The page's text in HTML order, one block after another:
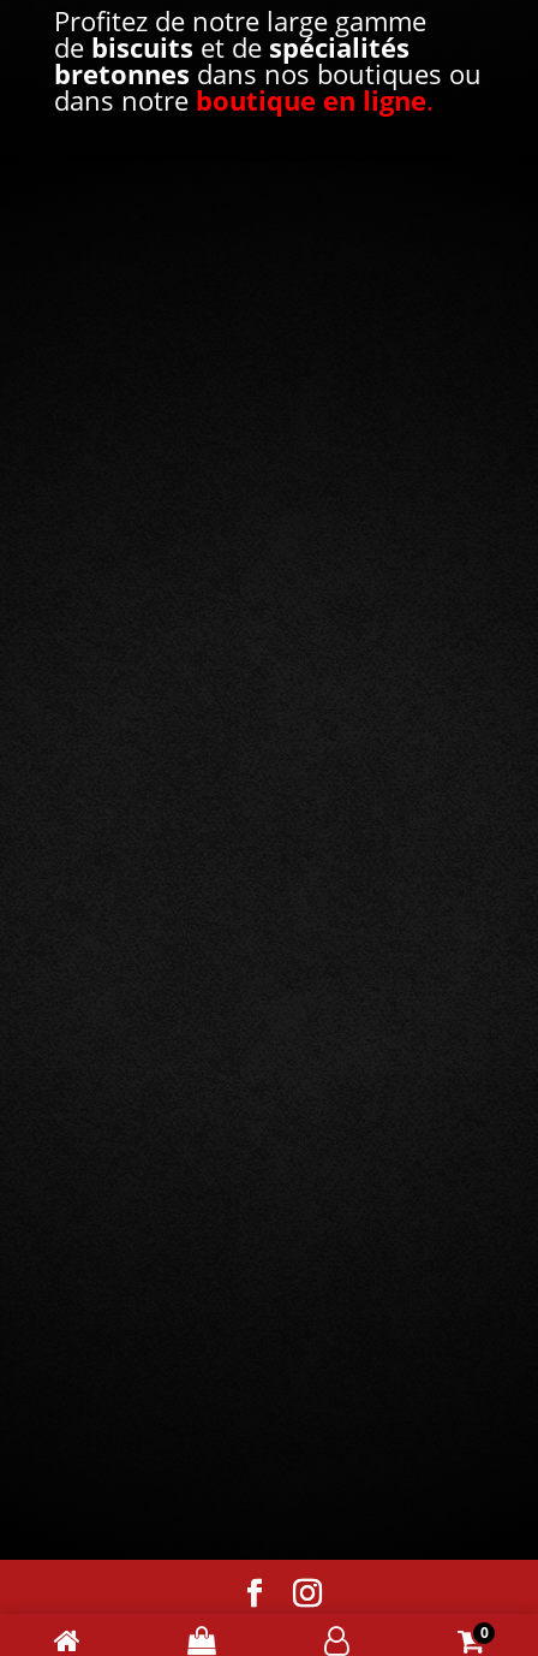
Profitez de notre large gamme
de biscuits et de spécialités
bretonnes dans nos boutiques ou
dans notre boutique en ligne.
LALY communication Mention légales 0